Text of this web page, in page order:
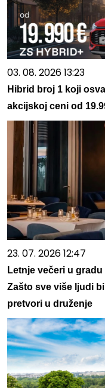
03. 08. 2026 13:23
Hibrid broj 1 koji
akcijskoj ceni od
23. 07. 2026 12:47
Letnje večeri u
Zašto sve više ljudi
pretvori u druženje